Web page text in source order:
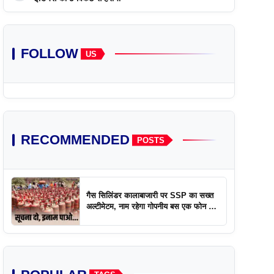
FOLLOW US
RECOMMENDED POSTS
गैस सिलिंडर कालाबाजारी पर SSP का सख्त
अल्टीमेटम, नाम रहेगा गोपनीय बस एक फोन पर